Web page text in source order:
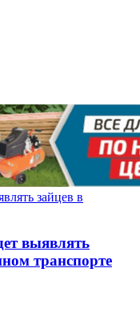
выявлять
транспорте